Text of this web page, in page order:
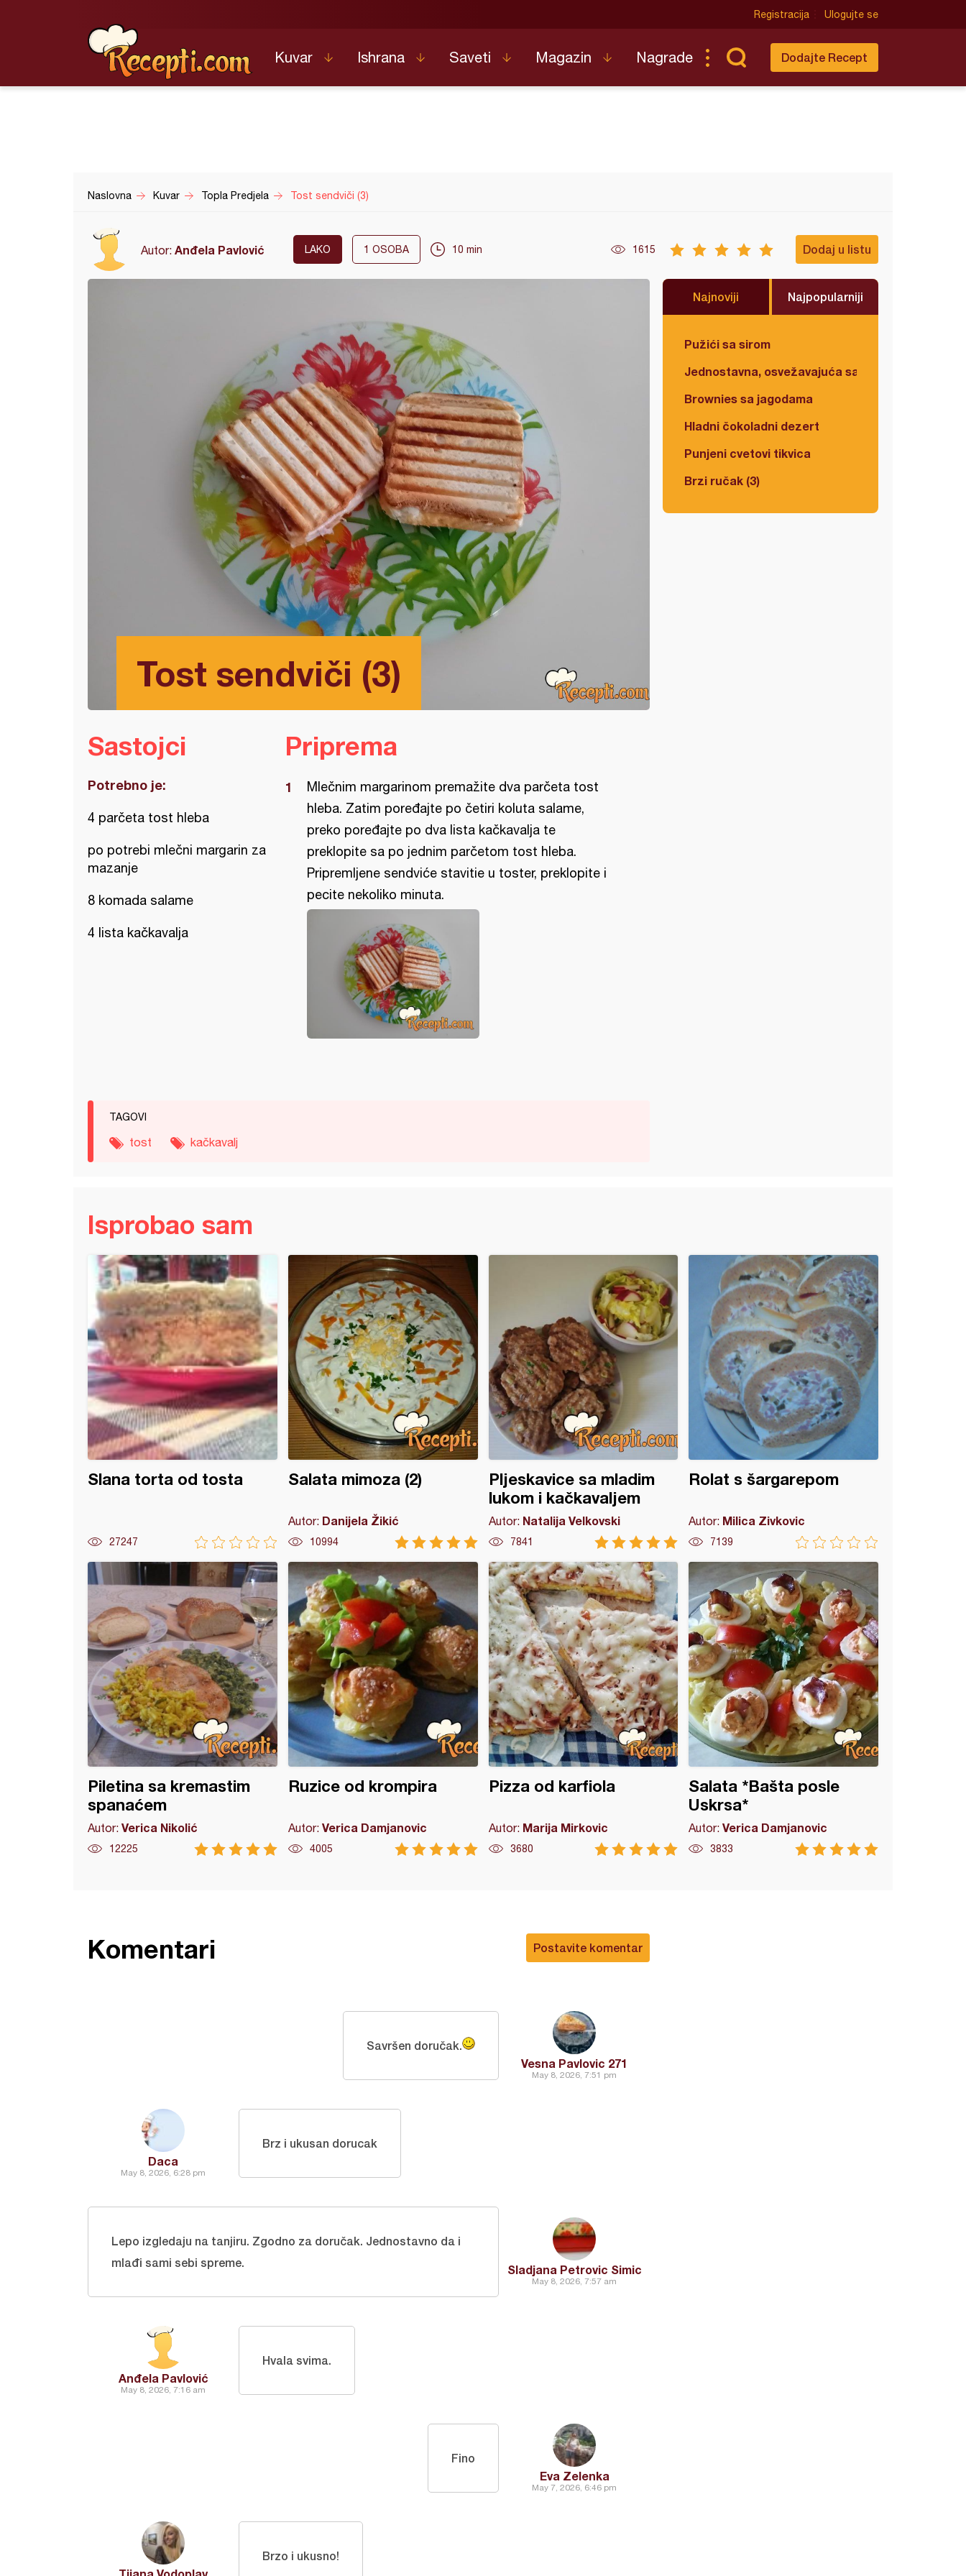
Registracija Ulogujte se
Kuvar Ishrana Saveti Magazin Nagrade Dodajte Recept
Naslovna Kuvar Topla Predjela Tost sendviči (3)
Autor: Anđela Pavlović LAKO 1 OSOBA 10 min 1615 Dodaj u listu
Tost sendviči (3)
Najnoviji Najpopularniji
Pužići sa sirom
Jednostavna, osvežavajuća salata
Brownies sa jagodama
Hladni čokoladni dezert
Punjeni cvetovi tikvica
Brzi ručak (3)
Sastojci
Potrebno je:
4 parčeta tost hleba
po potrebi mlečni margarin za
mazanje
8 komada salame
4 lista kačkavalja
Priprema
Mlečnim margarinom premažite dva parčeta tost
hleba. Zatim poređajte po četiri koluta salame,
preko poređajte po dva lista kačkavalja te
preklopite sa po jednim parčetom tost hleba.
Pripremljene sendviće stavitie u toster, preklopite i
pecite nekoliko minuta.
TAGOVI
tost kačkavalj
Isprobao sam
Slana torta od tosta
27247
Salata mimoza (2)
Autor: Danijela Žikić
10994
Pljeskavice sa mladim
lukom i kačkavaljem
Autor: Natalija Velkovski
7841
Rolat s šargarepom
Autor: Milica Zivkovic
7139
Piletina sa kremastim
spanaćem
Autor: Verica Nikolić
12225
Ruzice od krompira
Autor: Verica Damjanovic
4005
Pizza od karfiola
Autor: Marija Mirkovic
3680
Salata *Bašta posle
Uskrsa*
Autor:Verica Damjanovic
3833
*Bašta posle Uskrsa*
Postavite komentar
Komentari
Vesna Pavlovic 271
May 8, 2026, 7:51 pm
Savršen doručak.
Daca
May 8, 2026, 6:28 pm
Brz i ukusan dorucak
Sladjana Petrovic Simic
May 8, 2026, 7:57 am
Lepo izgledaju na tanjiru. Zgodno za doručak. Jednostavno da i
mlađi sami sebi spreme.
Anđela Pavlović
May 8, 2026, 7:16 am
Hvala svima.
Eva Zelenka
May 7, 2026, 6:46 pm
Fino
Brzo i ukusno!